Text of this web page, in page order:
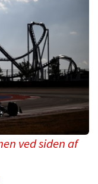
ved siden af